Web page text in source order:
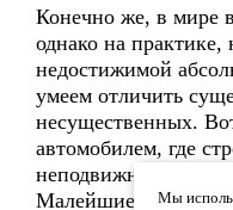
Конечно же, в мире
однако на практике,
недостижимой
умеем отличить
несущественных.
автомобилем, где
неподвижно застыла
Малейшие
Мы